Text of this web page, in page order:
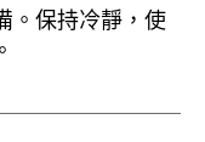
。保持冷靜，使